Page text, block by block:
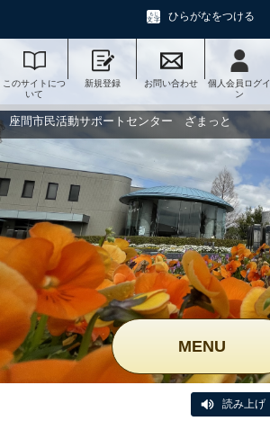
ひらがなをつける
このサイトにつ
いて
新規登録 お問い合わせ
個人会員ログイ
ン
座間市民活動サポートセンター ざまっと
MENU
読み上げ